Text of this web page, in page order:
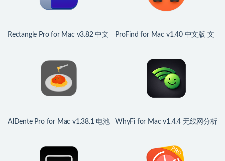
Rectangle Pro for Mac v3.82 中文
ProFind for Mac v1.40 中文版 文
AlDente Pro for Mac v1.38.1 电池
WhyFi for Mac v1.4.4 无线网分析